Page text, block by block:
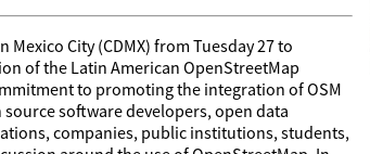
City (CDMX) from Tuesday 27 to
of the Latin American OpenStreetMap
to promoting the integration of OSM
software developers, open data
companies, public institutions, students,